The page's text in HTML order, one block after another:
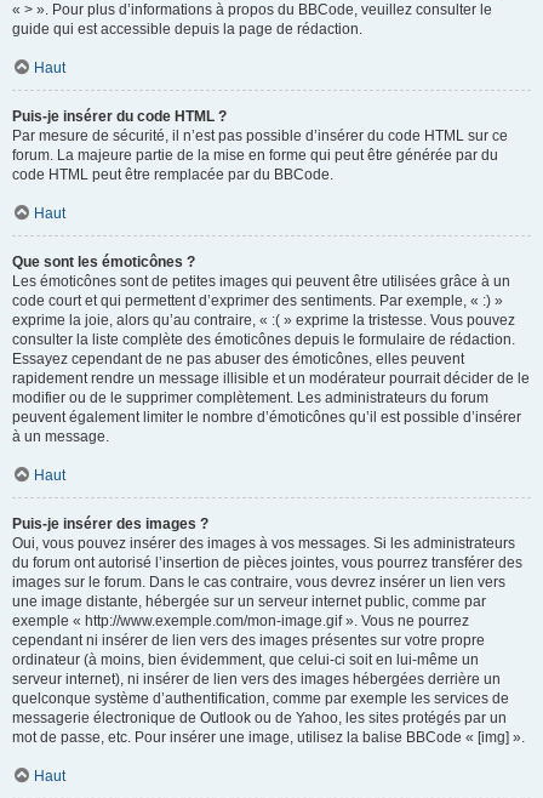
« > ». Pour plus d’informations à propos du BBCode, veuillez consulter le
guide qui est accessible depuis la page de rédaction.
Haut
Puis-je insérer du code HTML ?
Par mesure de sécurité, il n’est pas possible d’insérer du code HTML sur ce
forum. La majeure partie de la mise en forme qui peut être générée par du
code HTML peut être remplacée par du BBCode.
Haut
Que sont les émoticônes ?
Les émoticônes sont de petites images qui peuvent être utilisées grâce à un
code court et qui permettent d’exprimer des sentiments. Par exemple, « :) »
exprime la joie, alors qu’au contraire, « :( » exprime la tristesse. Vous pouvez
consulter la liste complète des émoticônes depuis le formulaire de rédaction.
Essayez cependant de ne pas abuser des émoticônes, elles peuvent
rapidement rendre un message illisible et un modérateur pourrait décider de le
modifier ou de le supprimer complètement. Les administrateurs du forum
peuvent également limiter le nombre d’émoticônes qu’il est possible d’insérer
à un message.
Haut
Puis-je insérer des images ?
Oui, vous pouvez insérer des images à vos messages. Si les administrateurs
du forum ont autorisé l’insertion de pièces jointes, vous pourrez transférer des
images sur le forum. Dans le cas contraire, vous devrez insérer un lien vers
une image distante, hébergée sur un serveur internet public, comme par
exemple « http://www.exemple.com/mon-image.gif ». Vous ne pourrez
cependant ni insérer de lien vers des images présentes sur votre propre
ordinateur (à moins, bien évidemment, que celui-ci soit en lui-même un
serveur internet), ni insérer de lien vers des images hébergées derrière un
quelconque système d’authentification, comme par exemple les services de
messagerie électronique de Outlook ou de Yahoo, les sites protégés par un
mot de passe, etc. Pour insérer une image, utilisez la balise BBCode « [img] ».
Haut